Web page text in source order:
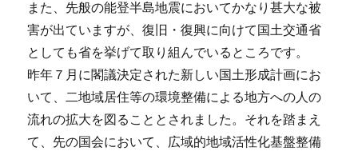
また、先般の能登半島地震においてかなり甚大な被
害が出ていますが、復旧・復興に向けて国土交通省
としても省を挙げて取り組んでいるところです。
昨年７月に閣議決定された新しい国土形成計画にお
いて、二地域居住等の環境整備による地方への人の
流れの拡大を図ることとされました。それを踏まえ
て、先の国会において、広域的地域活性化基盤整備